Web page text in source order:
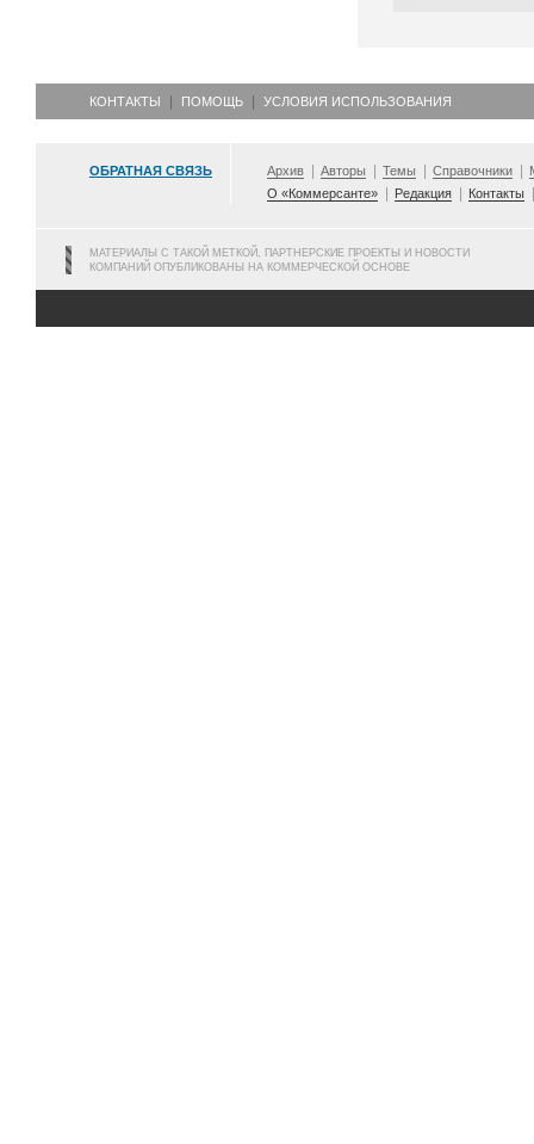
КОНТАКТЫ ПОМОЩЬ УСЛОВИЯ ИСПОЛЬЗОВАНИЯ
ОБРАТНАЯ СВЯЗЬ Архив Авторы Темы Справочники
О «Коммерсанте»
Редакция Контакты
МАТЕРИАЛЫ С ТАКОЙ МЕТКОЙ, ПАРТНЕРСКИЕ ПРОЕКТЫ И НОВОСТИ
КОМПАНИЙ ОПУБЛИКОВАНЫ НА КОММЕРЧЕСКОЙ ОСНОВЕ